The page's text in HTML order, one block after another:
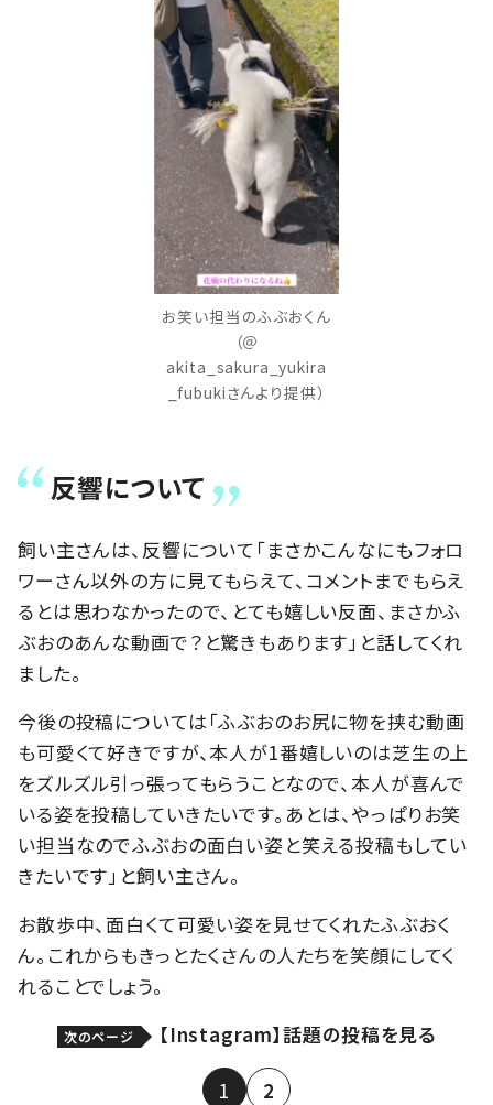
お笑い担当のふぶおくん
（＠
akita_sakura_yukira
_fubukiさんより提供）
反響について
飼い主さんは、反響について「まさかこんなにもフォロ
ワーさん以外の方に見てもらえて、コメントまでもらえ
るとは思わなかったので、とても嬉しい反面、まさかふ
ぶおのあんな動画で？と驚きもあります」と話してくれ
ました。
今後の投稿については「ふぶおのお尻に物を挟む動画
も可愛くて好きですが、本人が1番嬉しいのは芝生の上
をズルズル引っ張ってもらうことなので、本人が喜んで
いる姿を投稿していきたいです。あとは、やっぱりお笑
い担当なのでふぶおの面白い姿と笑える投稿もしてい
きたいです」と飼い主さん。
お散歩中、面白くて可愛い姿を見せてくれたふぶおく
ん。これからもきっとたくさんの人たちを笑顔にしてく
れることでしょう。
次のページ 【Instagram】話題の投稿を見る
1 2